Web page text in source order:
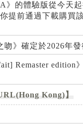
的體驗版從今天
提前通過下載購買
吻》確定於2026年發
Remaster edition
Kong)】